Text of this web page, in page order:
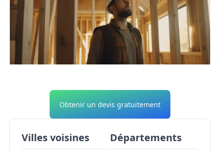
Obtenir un devis gratuitement
Villes voisines Départements